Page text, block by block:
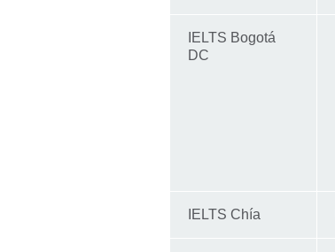
IELTS Bogotá
DC
IELTS Chía